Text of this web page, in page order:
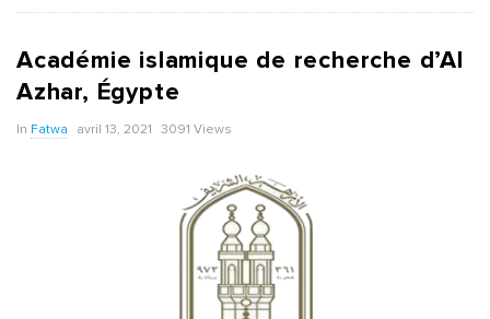
Académie islamique de recherche d’Al
Azhar, Égypte
In Fatwa avril 13, 2021 3091 Views